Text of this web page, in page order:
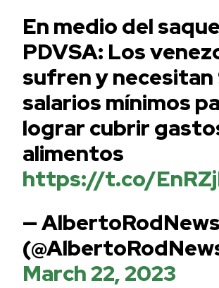
En medio del
PDVSA: Los
sufren y necesitan
salarios mínimos
lograr cubrir
alimentos
https://t.co/
— AlbertoRodNews
March 22, 2023